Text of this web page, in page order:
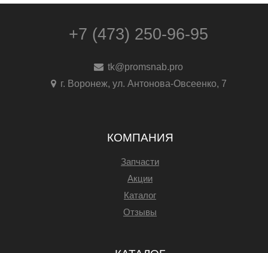
+7 (473) 250-96-95
tk@promsnab.pro
г. Воронеж, ул. Антонова-Овсеенко, 7
КОМПАНИЯ
Запчасти
Акции
Каталог
Отзывы